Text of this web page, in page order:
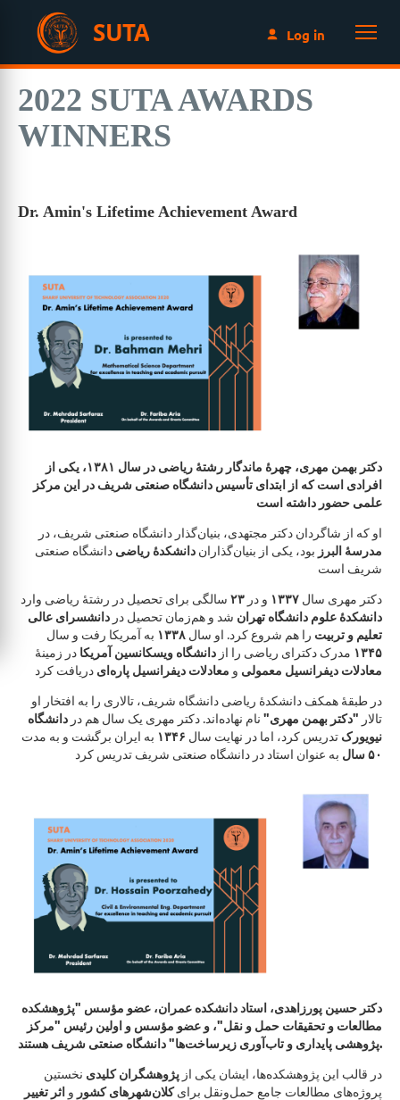
SUTA Log in
2022 SUTA AWARDS
WINNERS
Dr. Amin's Lifetime Achievement Award
دکتر بهمن مهری، چهرهٔ ماندگار رشتهٔ ریاضی در سال ۱۳۸۱، یکی از
افرادی است که از ابتدای تأسیس دانشگاه صنعتی شریف در این مرکز
علمی حضور داشته است
او که از شاگردان دکتر مجتهدی، بنیان‌گذار دانشگاه صنعتی شریف، در
مدرسهٔ البرز بود، یکی از بنیان‌گذاران دانشکدهٔ ریاضی دانشگاه صنعتی
شریف است
دکتر مهری سال ۱۳۳۷ و در ۲۳ سالگی برای تحصیل در رشتهٔ ریاضی وارد
دانشکدهٔ علوم دانشگاه تهران شد و هم‌زمان تحصیل در دانشسرای عالی
تعلیم و تربیت را هم شروع کرد. او سال ۱۳۳۸ به آمریکا رفت و سال
۱۳۴۵ مدرک دکترای ریاضی را از دانشگاه ویسکانسین آمریکا در زمینهٔ
معادلات دیفرانسیل معمولی و معادلات دیفرانسیل پاره‌ای دریافت کرد
در طبقهٔ همکف دانشکدهٔ ریاضی دانشگاه شریف، تالاری را به افتخار او
تالار "دکتر بهمن مهری" نام نهاده‌اند. دکتر مهری یک سال هم در دانشگاه
نیویورک تدریس کرد، اما در نهایت سال ۱۳۴۶ به ایران برگشت و به مدت
۵۰ سال
به عنوان استاد در دانشگاه صنعتی شریف تدریس کرد
دکتر حسین پورزاهدی، استاد دانشکده عمران، عضو مؤسس "پژوهشکده
مطالعات و تحقیقات حمل و نقل"، و عضو مؤسس و اولین رئیس "مرکز
پژوهشی پایداری و تاب‌آوری زیرساخت‌ها" دانشگاه صنعتی شریف هستند.
در قالب این پژوهشکده‌ها، ایشان یکی از پژوهشگران کلیدی نخستین
پروژه‌های مطالعات جامع حمل‌ونقل برایکلان‌شهرهای کشور و اثر تغییر